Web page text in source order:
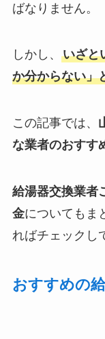
ばなりません。
しかし、 いざと
か分からない」
この記事では、
な業者のおすす
給湯器交換業者
金についてもま
ればチェックし
おすすめの